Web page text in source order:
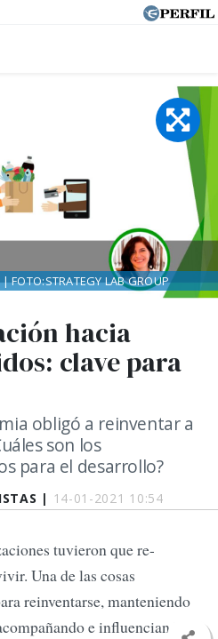
| 14-01-2021 10:54
hacia
clave para
obligó a reinventar a
son los
para el desarrollo?
FOTO:STRATEGY LAB GROUP
tuvieron que re-
Una de las cosas
reinventarse, manteniendo
e influenciando